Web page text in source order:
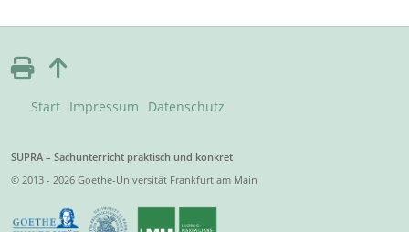
Start Impressum Datenschutz
SUPRA – Sachunterricht praktisch und konkret
© 2013 - 2026 Goethe-Universität Frankfurt am Main